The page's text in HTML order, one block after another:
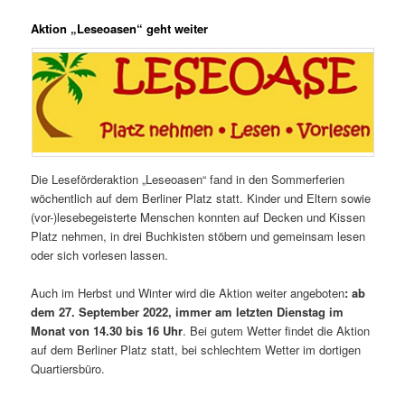
Aktion „Leseoasen“ geht weiter
Die Leseförderaktion „Leseoasen“ fand in den Sommerferien
wöchentlich auf dem Berliner Platz statt. Kinder und Eltern sowie
(vor-)lesebegeisterte Menschen konnten auf Decken und Kissen
Platz nehmen, in drei Buchkisten stöbern und gemeinsam lesen
oder sich vorlesen lassen.
Auch im Herbst und Winter wird die Aktion weiter angeboten: ab
dem 27. September 2022, immer am letzten Dienstag im
Monat von 14.30 bis 16 Uhr. Bei gutem Wetter findet die Aktion
auf dem Berliner Platz statt, bei schlechtem Wetter im dortigen
Quartiersbüro.